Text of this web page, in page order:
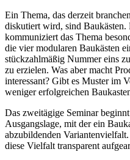
Ein Thema, das derzeit
diskutiert wird, sind
kommuniziert das Thema
die vier modularen Baukästen
stückzahlmäßig Nummer eins
zu erzielen. Was aber macht
interessant? Gibt es Muster im
weniger erfolgreichen
Das zweitägige Seminar
Ausgangslage, mit der ein
abzubildenden
diese Vielfalt transparent